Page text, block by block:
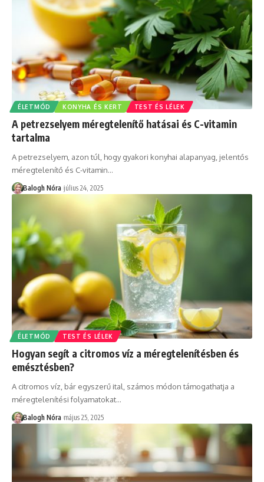
ÉLETMÓD KONYHA ÉS KERT TEST ÉS LÉLEK
A petrezselyem méregtelenítő hatásai és C-vitamin
tartalma
A petrezselyem, azon túl, hogy gyakori konyhai alapanyag, jelentős
méregtelenítő és C-vitamin…
Balogh Nóra július 24, 2025
ÉLETMÓD TEST ÉS LÉLEK
Hogyan segít a citromos víz a méregtelenítésben és
emésztésben?
A citromos víz, bár egyszerű ital, számos módon támogathatja a
méregtelenítési folyamatokat…
Balogh Nóra május 25, 2025